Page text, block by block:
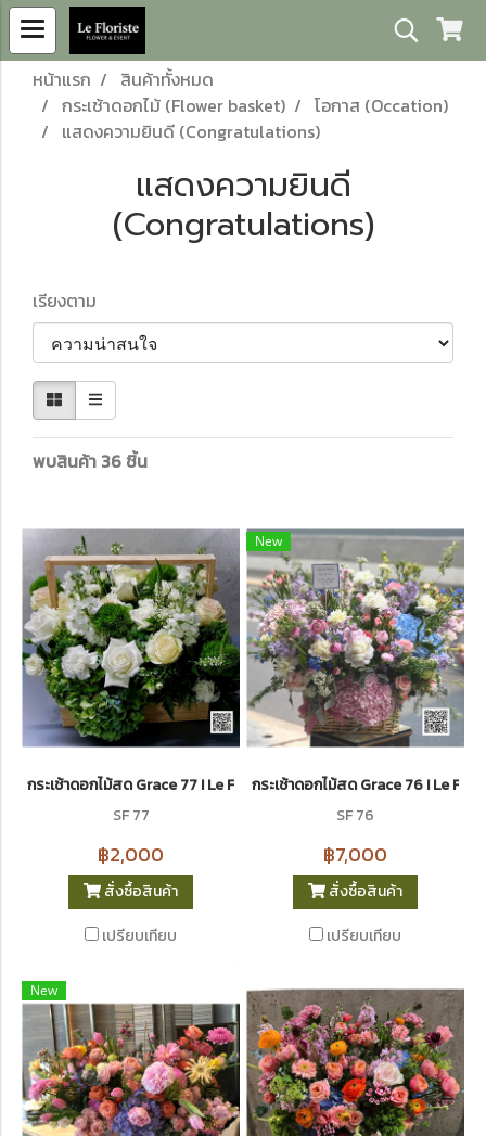
หน้าแรก
สินค้าทั้งหมด
กระเช้าดอกไม้ (Flower basket)
โอกาส (Occation)
แสดงความยินดี (Congratulations)
แสดงความยินดี
(Congratulations)
เรียงตาม
พบสินค้า 36 ชิ้น
กระเช้าดอกไม้สด Grace 77 I Le Floriste
SF 77
฿2,000
สั่งซื้อสินค้า
เปรียบเทียบ
New
กระเช้าดอกไม้สด Grace 76 I Le
SF 76
฿7,000
สั่งซื้อสินค้า
เปรียบเทียบ
New